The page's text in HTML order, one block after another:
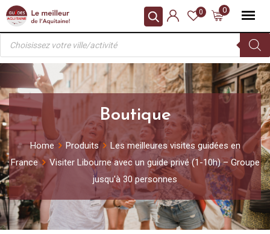
Skip
content
0
0
Recherche
produits
Boutique
Home Produits
Les meilleures visites guidées en
France
Visiter Libourne avec un guide privé (1-10h) – Groupe
jusqu’à 30 personnes